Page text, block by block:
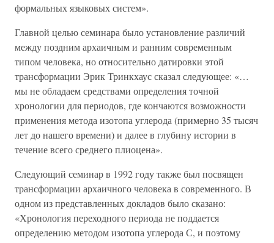
формальных языковых систем».
Главной целью семинара было установление различий
между поздним архаичным и ранним современным
типом человека, но относительно датировки этой
трансформации Эрик Тринкхаус сказал следующее: «…
мы не обладаем средствами определения точной
хронологии для периодов, где кончаются возможности
применения метода изотопа углерода (примерно 35 тысяч
лет до нашего времени) и далее в глубину истории в
течение всего среднего плиоцена».
Следующий семинар в 1992 году также был посвящен
трансформации архаичного человека в современного. В
одном из представленных докладов было сказано:
«Хронология переходного периода не поддается
определению методом изотопа углерода С, и поэтому